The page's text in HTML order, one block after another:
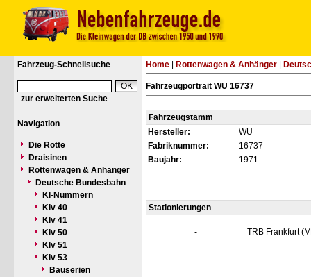
Fahrzeug-Schnellsuche
zur erweiterten Suche
Navigation
Die Rotte
Draisinen
Rottenwagen & Anhänger
Deutsche Bundesbahn
Kl-Nummern
Klv 40
Klv 41
Klv 50
Klv 51
Klv 53
Bauserien
Home Rottenwagen & Anhänger
Fahrzeugportrait WU 16737
Fahrzeugstamm
Hersteller:
WU
Fabriknummer:
16737
Baujahr:
1971
Stationierungen
- TRB Frankfurt